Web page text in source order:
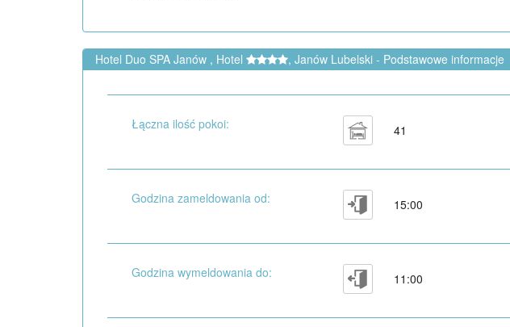
Hotel Duo SPA Janów , Hotel , Janów Lubelski - Podstawowe informacje
Łączna ilość pokoi: 41
Godzina zameldowania od: 15:00
Godzina wymeldowania do: 11:00